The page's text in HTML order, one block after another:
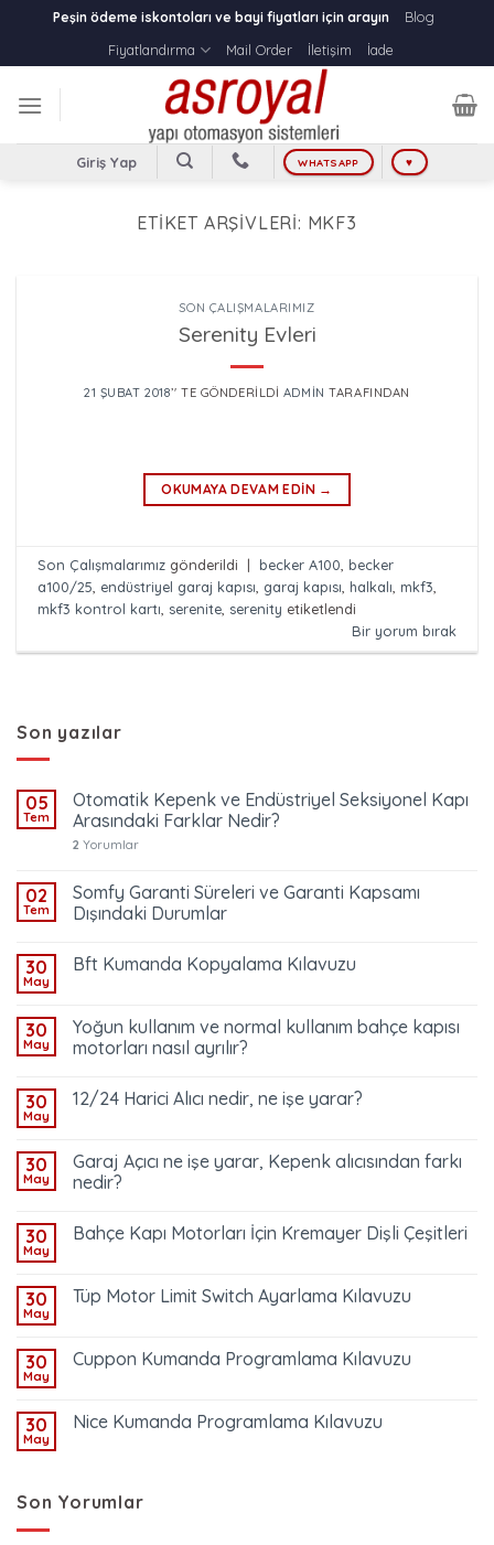
content
Peşin ödeme iskontoları ve bayi fiyatları için arayın
Blog
Fiyatlandırma
Mail Order İletişim İade
Giriş Yap WHATSAPP ♥
ETIKET ARŞIVLERI: MKF3
SON ÇALIŞMALARIMIZ
Serenity Evleri
21 ŞUBAT 2018’' TE GÖNDERILDI ADMIN TARAFINDAN
OKUMAYA DEVAM EDIN →
Son Çalışmalarımız gönderildi | becker A100 becker
a100/25 endüstriyel garaj kapısı garaj kapısı halkalı mkf3
mkf3 kontrol kartı serenite serenity etiketlendi
Bir yorum bırak
Son yazılar
05
Tem
Otomatik Kepenk ve Endüstriyel Seksiyonel Kapı
Arasındaki Farklar Nedir?
2 Yorumlar
02
Tem
Somfy Garanti Süreleri ve Garanti Kapsamı
Dışındaki Durumlar
30
May
Bft Kumanda Kopyalama Kılavuzu
30
May
Yoğun kullanım ve normal kullanım bahçe kapısı
motorları nasıl ayrılır?
30
May
12/24 Harici Alıcı nedir, ne işe yarar?
30
May
Garaj Açıcı ne işe yarar, Kepenk alıcısından farkı
nedir?
30
May
Bahçe Kapı Motorları İçin Kremayer Dişli Çeşitleri
30
May
Tüp Motor Limit Switch Ayarlama Kılavuzu
30
May
Cuppon Kumanda Programlama Kılavuzu
30
May
Nice Kumanda Programlama Kılavuzu
Son Yorumlar